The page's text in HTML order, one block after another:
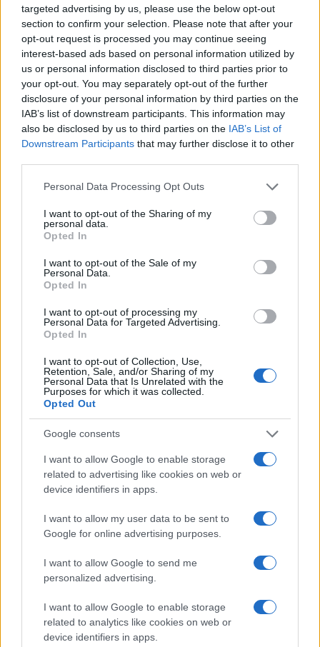
targeted advertising by us, please use the below opt-out
section to confirm your selection. Please note that after your
opt-out request is processed you may continue seeing
interest-based ads based on personal information utilized by
us or personal information disclosed to third parties prior to
your opt-out. You may separately opt-out of the further
disclosure of your personal information by third parties on the
IAB’s list of downstream participants. This information may
also be disclosed by us to third parties on the IAB’s List of
Downstream Participants that may further disclose it to other
Please note that this website/app uses one or more Google
not limited to your visit or usage behaviour. You may click to
grant or deny consent to Google and its third-party tags to
use your data for below specified purposes in below Google
consent section.
Personal Data Processing Opt Outs
I want to opt-out of the Sharing of my
personal data.
Opted In
I want to opt-out of the Sale of my
Personal Data.
Opted In
I want to opt-out of processing my
Personal Data for Targeted Advertising.
Opted In
I want to opt-out of Collection, Use,
Retention, Sale, and/or Sharing of my
Personal Data that Is Unrelated with the
Purposes for which it was collected.
Opted Out
Google consents
I want to allow Google to enable storage
related to advertising like cookies on web or
device identifiers in apps.
I want to allow my user data to be sent to
Google for online advertising purposes.
I want to allow Google to send me
personalized advertising.
I want to allow Google to enable storage
related to analytics like cookies on web or
device identifiers in apps.
Kificamította a bokáját Joe Biden
2020. november 30.
Hamász Izraelnek: küldjetek több
lélegeztetőgépet, vagy
bombázunk
2020. november 30.